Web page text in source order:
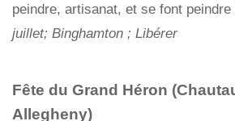
peindre, artisanat, et se font peindre
juillet; Binghamton ; Libérer
Fête du Grand Héron
Allegheny)